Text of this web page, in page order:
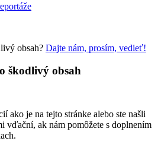
obsah? Dajte nám, prosím, vedieť!
škodlivý obsah
ako je na tejto stránke alebo ste našli
vďační, ak nám pomôžete s doplnením